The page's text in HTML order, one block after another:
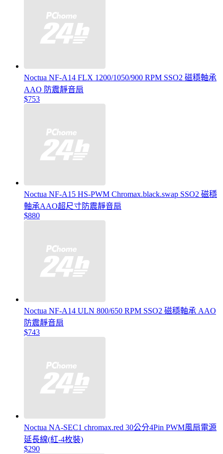
Noctua NF-A14 FLX 1200/1050/900 RPM SSO2 磁穩軸承
AAO 防震靜音扇
$753
Noctua NF-A15 HS-PWM Chromax.black.swap SSO2 磁穩
軸承AAO超尺寸防震靜音扇
$880
Noctua NF-A14 ULN 800/650 RPM SSO2 磁穩軸承 AAO
防震靜音扇
$743
Noctua NA-SEC1 chromax.red 30公分4Pin PWM風扇電源
延長線(紅-4枚裝)
$290